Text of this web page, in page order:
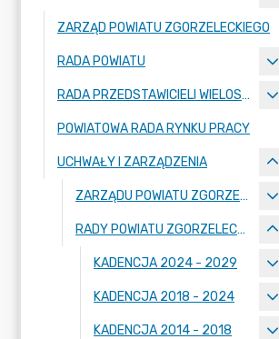
ZARZĄD POWIATU ZGORZELECKIEGO
RADA POWIATU
RADA PRZEDSTAWICIELI WIELOSPECJALISTYCZNEGO ZESPOŁU OPIEKI ZDROWOTNEJ "BOLESŁAWIEC-ZGORZELEC" SAMODZIELNEGO PUBLICZNEGO ZAKŁADU OPIEKI ZDROWOTNEJ
POWIATOWA RADA RYNKU PRACY
UCHWAŁY I ZARZĄDZENIA
ZARZĄDU POWIATU ZGORZELECKIEGO
RADY POWIATU ZGORZELECKIEGO
KADENCJA 2024 - 2029
KADENCJA 2018 - 2024
KADENCJA 2014 - 2018